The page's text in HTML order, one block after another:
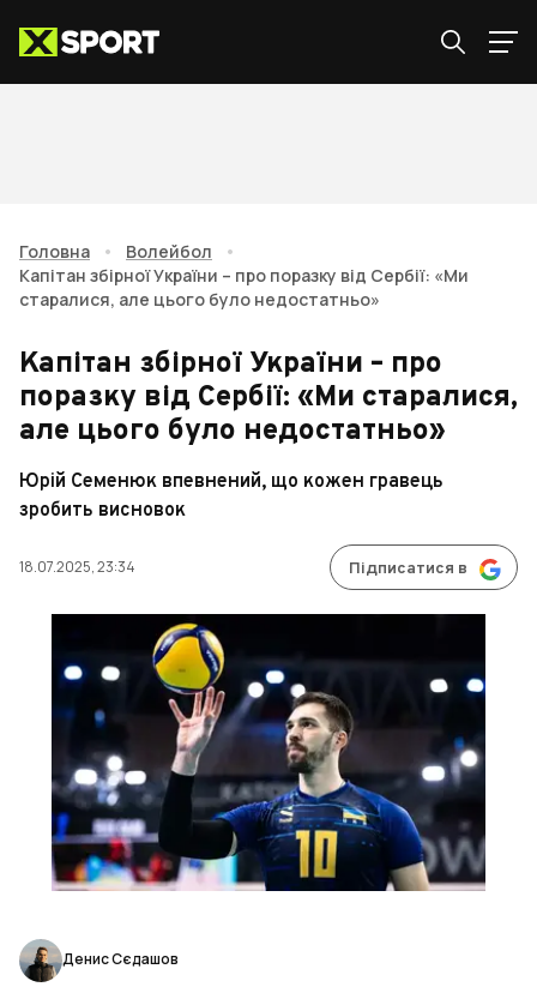
Головна • Волейбол
•
Капітан збірної України – про поразку від Сербії: «Ми
старалися, але цього було недостатньо»
Капітан збірної України – про
поразку від Сербії: «Ми старалися,
але цього було недостатньо»
Юрій Семенюк впевнений, що кожен гравець
зробить висновок
18.07.2025, 23:34 Підписатися в
Денис Сєдашов